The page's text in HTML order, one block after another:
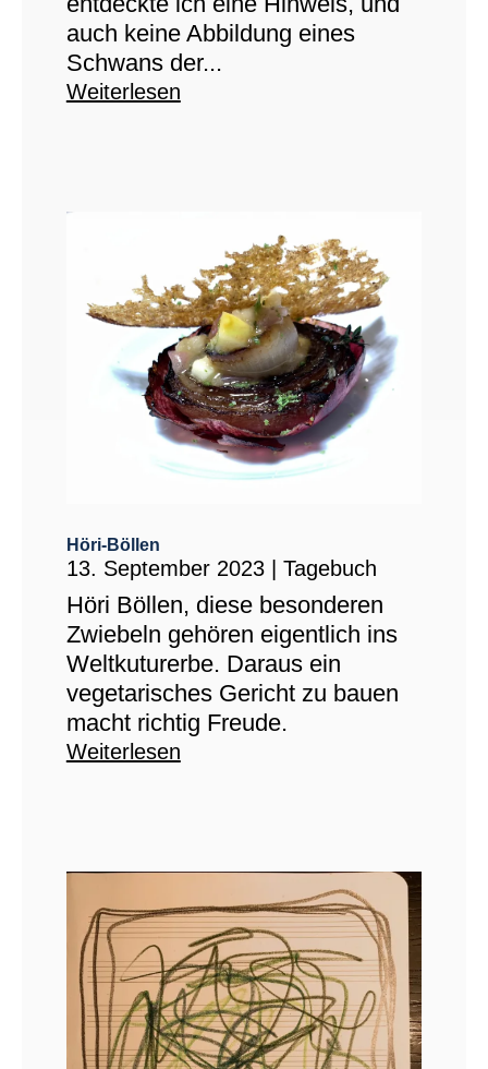
auch keine Abbildung eines
Schwans der...
Weiterlesen
Höri-Böllen
13. September 2023| Tagebuch
Höri Böllen, diese besonderen
Zwiebeln gehören eigentlich ins
Weltkuturerbe. Daraus ein
vegetarisches Gericht zu bauen
macht richtig Freude.
Weiterlesen